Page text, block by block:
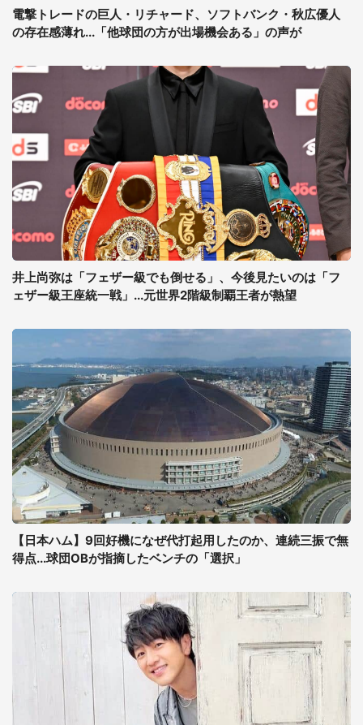
電撃トレードの巨人・リチャード、ソフトバンク・秋広優人
の存在感薄れ...「他球団の方が出場機会ある」の声が
井上尚弥は「フェザー級でも倒せる」、今後見たいのは「フ
ェザー級王座統一戦」...元世界2階級制覇王者が熱望
【日本ハム】9回好機になぜ代打起用したのか、連続三振で無
得点...球団OBが指摘したベンチの「選択」